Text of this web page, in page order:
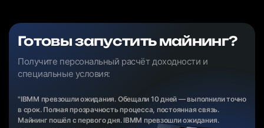
Готовы запустить майнинг?
Получите персональный расчёт доходности и
специальные условия:
"IBMM превзошли ожидания. Обещали 10 дней — выполнили точно
в срок. Полная прозрачность процесса, постоянная связь.
Майнинг пошёл с первого дня. IBMM превзошли ожидания.